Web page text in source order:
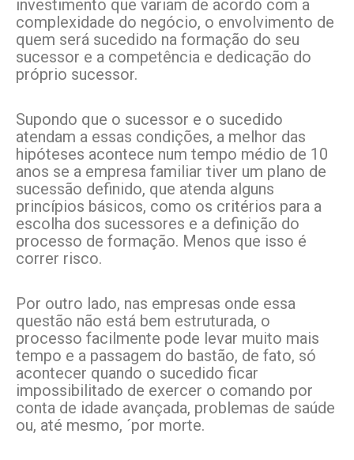
investimento que variam de acordo com a
complexidade do negócio, o envolvimento de
quem será sucedido na formação do seu
sucessor e a competência e dedicação do
próprio sucessor.
Supondo que o sucessor e o sucedido
atendam a essas condições, a melhor das
hipóteses acontece num tempo médio de 10
anos se a empresa familiar tiver um plano de
sucessão definido, que atenda alguns
princípios básicos, como os critérios para a
escolha dos sucessores e a definição do
processo de formação. Menos que isso é
correr risco.
Por outro lado, nas empresas onde essa
questão não está bem estruturada, o
processo facilmente pode levar muito mais
tempo e a passagem do bastão, de fato, só
acontecer quando o sucedido ficar
impossibilitado de exercer o comando por
conta de idade avançada, problemas de saúde
ou, até mesmo, ´por morte.